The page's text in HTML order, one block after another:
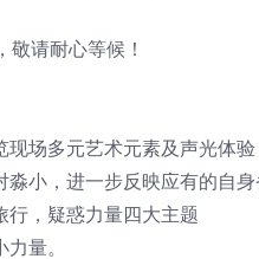
请耐心等候！
场多元艺术元素及声光体验
小，进一步反映应有的自身
，疑惑力量四大主题
量。